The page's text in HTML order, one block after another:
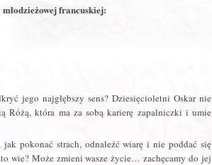
francuskiej:
jego najgłębszy sens? Dziesięcioletni Oskar nie
Różą, która ma za sobą karierę zapalniczki i umie
pokonać strach, odnaleźć wiarę i nie poddać się
wie? Może zmieni wasze życie… zachęcamy do jej